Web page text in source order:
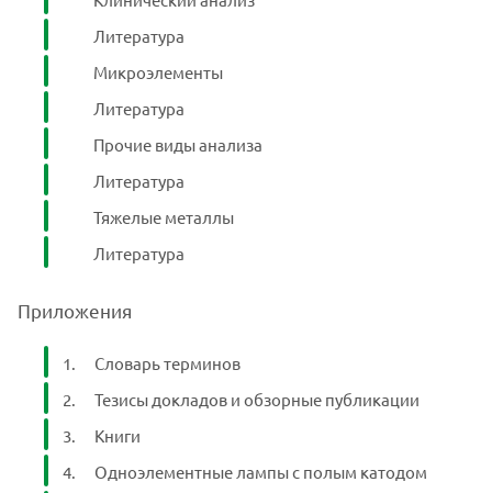
Литература
Микроэлементы
Литература
Прочие виды анализа
Литература
Тяжелые металлы
Литература
Приложения
Словарь терминов
Тезисы докладов и обзорные публикации
Книги
Одноэлементные лампы с полым катодом